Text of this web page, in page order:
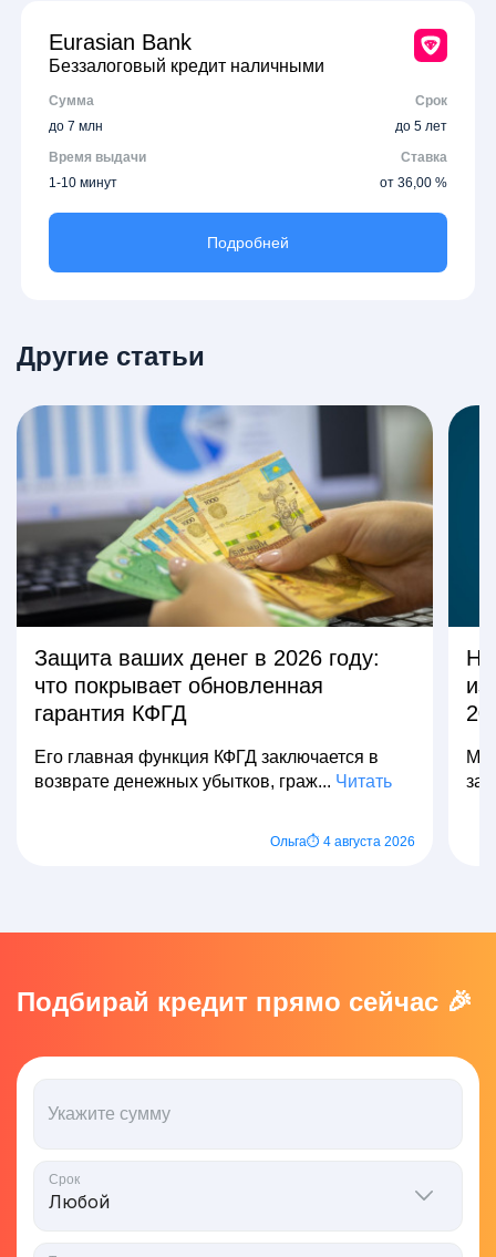
Eurasian Bank
Беззалоговый кредит наличными
Сумма
Срок
до 7 млн
до 5 лет
Время выдачи
Ставка
1-10 минут
от 36,00 %
Подробней
Другие статьи
Защита ваших денег в 2026 году:
что покрывает обновленная
гарантия КФГД
Его главная функция КФГД заключается в
возврате денежных убытков, граж... Читать
Ольга⏱ 4 августа 2026
Подбирай кредит прямо сейчас 🎉
Укажите сумму
Срок